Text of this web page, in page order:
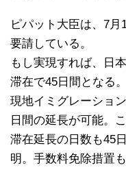
ピパット大臣は、7
要請している。
もし実現すれば、日
滞在で45日間となる。
現地イミグレーショ
日間の延長が可能。
滞在延長の日数も45
明。手数料免除措置